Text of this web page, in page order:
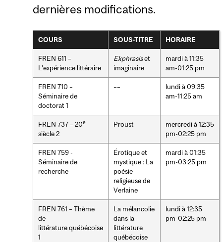
dernières modifications.
COURS SOUS-TITRE HORAIRE
FREN 611 –
L’expérience littéraire
Ekphrasiset
imaginaire
mardi à 11:35
am-01:25 pm
FREN 710 –
Séminaire de
doctorat 1
––
lundi à 09:35
am-11:25 am
FREN 737 – 20e
siècle 2
Proust
mercredi à 12:35
pm-02:25 pm
FREN 759 -
Séminaire de
recherche
Érotique et
mystique : La
poésie
religieuse de
Verlaine
mardi à 01:35
pm-03:25 pm
FREN 761 – Thème
de
littérature québécoise
1
La mélancolie
dans la
littérature
québécoise
lundi à 12:35
pm-02:25 pm